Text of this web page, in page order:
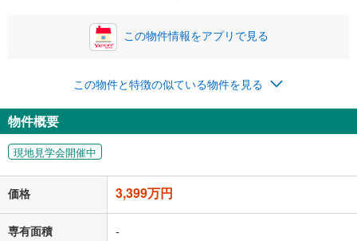
0円
ナス時の増額分（1回分）を入力してください。
ボーナス払いの限度額は金融機関によって異なります。
閉じる
月々の返済額
る値は、実際の金融機関等における貸出金利とは何ら関係がなく、実際
の金融機関等における貸出金利を何ら保証するものではありません。返
済方法「元利均等返済」にて算出しております。入力された金利を35年
この物件情報をアプリで見る
この物件と特徴の似ている物件を見る
物件概要
現地見学会開催中
価格 3,399万円
専有面積 -